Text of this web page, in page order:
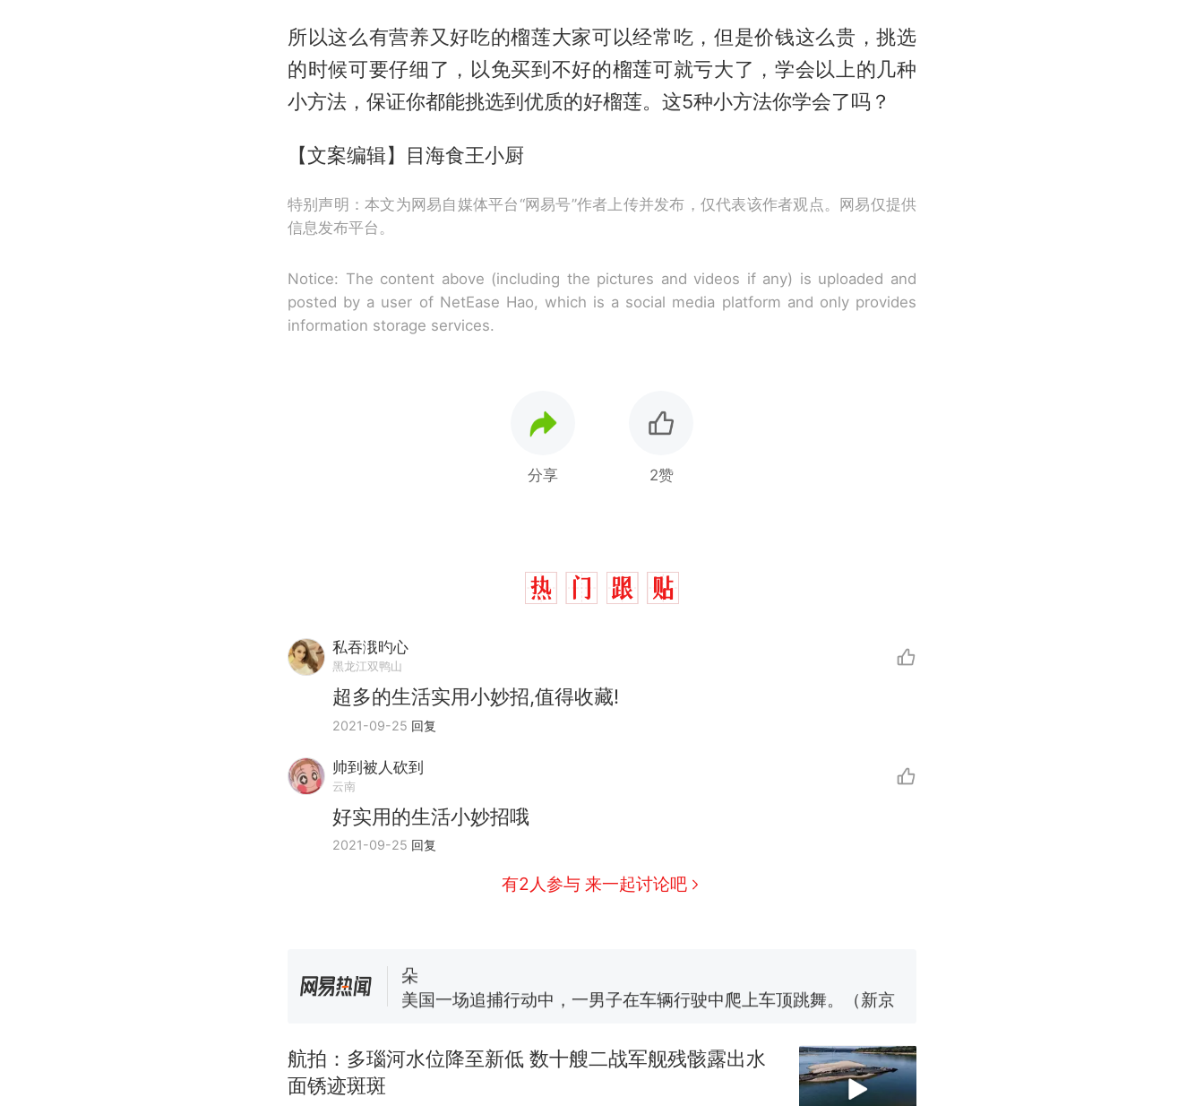
所以这么有营养又好吃的榴莲大家可以经常吃，但是价钱这么贵，挑选
的时候可要仔细了，以免买到不好的榴莲可就亏大了，学会以上的几种
小方法，保证你都能挑选到优质的好榴莲。这5种小方法你学会了吗？
【文案编辑】目海食王小厨
特别声明：本文为网易自媒体平台“网易号”作者上传并发布，仅代表该作者观点。网易仅提供
信息发布平台。
Notice: The content above (including the pictures and videos if any) is uploaded and
posted by a user of NetEase Hao, which is a social media platform and only provides
information storage services.
分享 2赞
私吞涐旳心
黑龙江双鸭山
超多的生活实用小妙招,值得收藏!
2021-09-25 回复
帅到被人砍到
云南
好实用的生活小妙招哦
2021-09-25 回复
有2人参与 来一起讨论吧
热 西班牙飞地休达边境，摩洛哥士兵搬起大石块投向移民引争议，
此前一天内数万人从摩洛哥涌入西班牙
费大厨“全国小炒肉大王”称号，仅凭视频评出？中国烹饪协会回
美国一场追捕行动中，一男子在车辆行驶中爬上车顶跳舞。（新京
报）
美国渔民钓获鲨鱼徒手将其拽回大海 目击者直呼震惊 （视频来源：
航拍：多瑙河水位降至新低 数十艘二战军舰残骸露出水
面锈迹斑斑